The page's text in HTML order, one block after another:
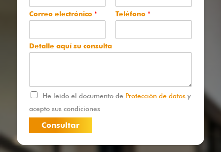
Correo electrónico * Teléfono *
Detalle aquí su consulta
He leído el documento de Protección de datosy
acepto sus condiciones
Consultar